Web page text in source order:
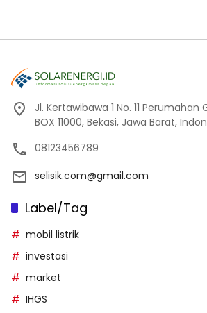
Jl. Kertawibawa 1 No. 11 Perumahan
BOX 11000, Bekasi, Jawa Barat,
08123456789
selisik.com@gmail.com
Label/Tag
mobil listrik
investasi
market
IHGS